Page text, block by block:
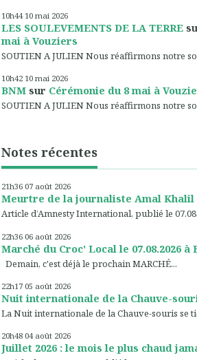
10h44 10 mai 2026
LES SOULEVEMENTS DE LA TERRE
mai à Vouziers
SOUTIEN A JULIEN Nous réaffirmons notre
10h42 10 mai 2026
BNM sur Cérémonie du 8 mai à
SOUTIEN A JULIEN Nous réaffirmons notre
Notes récentes
21h36 07 août 2026
Meurtre de la journaliste Amal Khalil
Article d’Amnesty International, publié le
22h36 06 août 2026
Marché du Croc' Local le 07.08.2026 à
Demain, c'est déjà le prochain MARCHÉ...
22h17 05 août 2026
Nuit internationale de la Chauve-
La Nuit internationale de la Chauve-souris se
20h48 04 août 2026
Juillet 2026 : le mois le plus chaud